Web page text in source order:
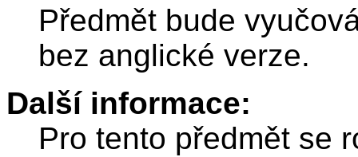
Předmět bude
bez anglické verze.
Další informace:
Pro tento předmět se